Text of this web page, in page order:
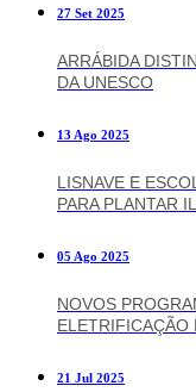
27 Set 2025
ARRÁBIDA
DA UNESCO
13 Ago 2025
LISNAVE E
PARA PLANTAR
05 Ago 2025
NOVOS
ELETRIFICAÇÃO
21 Jul 2025